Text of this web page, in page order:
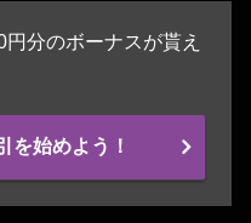
分のボーナスが貰え
を始めよう！